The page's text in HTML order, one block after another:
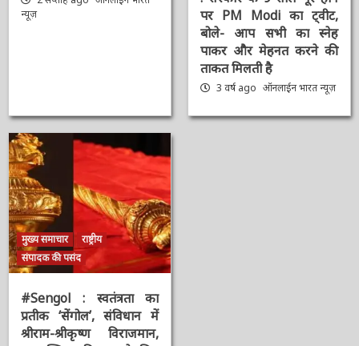
2 सप्ताह ago
न्यूज़
: सरकार के 9 साल पूरे होने
पर PM Modi का ट्वीट,
बोले- आप सभी का स्नेह
पाकर और मेहनत करने की
ताकत मिलती है
न्यूज़
मुख्य समाचार
राष्ट्रीय
संपादक की पसंद
#Sengol : स्वतंत्रता का
प्रतीक ‘सेंगोल’, संविधान में